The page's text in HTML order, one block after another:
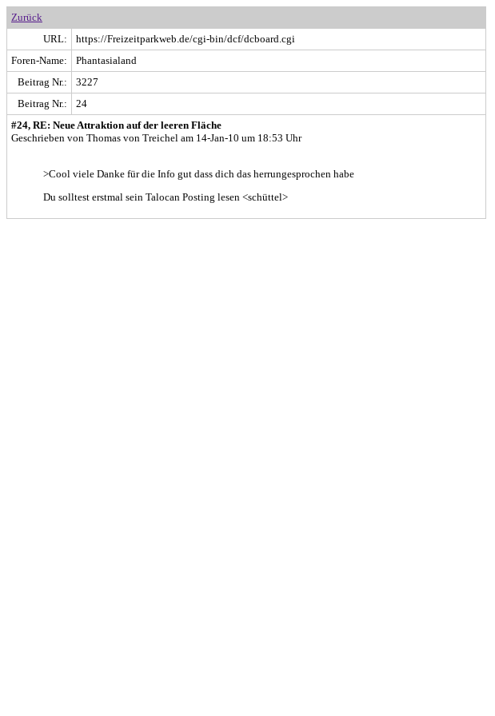
Zurück
URL:
https://Freizeitparkweb.de/cgi-bin/dcf/dcboard.cgi
Foren-Name:
Phantasialand
Beitrag Nr.:
3227
Beitrag Nr.:
24
#24, RE: Neue Attraktion auf der leeren Fläche
Geschrieben von Thomas von Treichel am 14-Jan-10 um 18:53 Uhr
>Cool viele Danke für die Info gut dass dich das herrungesprochen habe
Du solltest erstmal sein Talocan Posting lesen <schüttel>